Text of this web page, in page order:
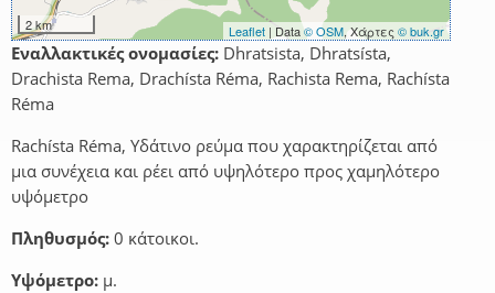
2 km Leaflet | Data© OSM, Χάρτες © buk.gr
Εναλλακτικές ονομασίες: Dhratsista, Dhratsísta,
Drachista Rema, Drachísta Réma, Rachista Rema, Rachísta
Réma
Rachísta Réma, Υδάτινο ρεύμα που χαρακτηρίζεται από
μια συνέχεια και ρέει από υψηλότερο προς χαμηλότερο
υψόμετρο
Πληθυσμός: 0 κάτοικοι.
Υψόμετρο: μ.